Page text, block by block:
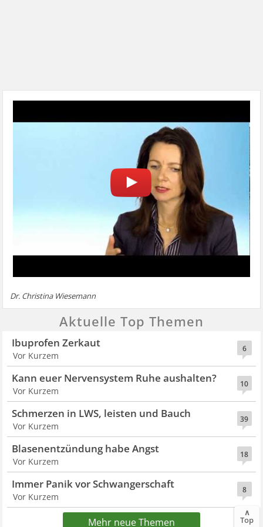
Dr. Christina Wiesemann
Aktuelle Top Themen
6
Ibuprofen Zerkaut
Vor Kurzem
10
Kann euer Nervensystem Ruhe aushalten?
Vor Kurzem
39
Schmerzen in LWS, leisten und Bauch
Vor Kurzem
18
Blasenentzündung habe Angst
Vor Kurzem
8
Immer Panik vor Schwangerschaft
Vor Kurzem
Mehr neue Themen
∧
Top